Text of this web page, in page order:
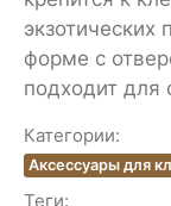
экзотических
форме с
подходит для
Категории:
Аксессуары для
Теги: